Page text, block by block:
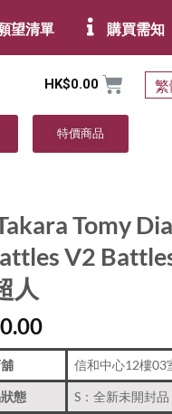
望清單 購買需知
HK$0.00
特價商品
Tomy
V2
人
信和中心12樓03
態 S：全新未開封品